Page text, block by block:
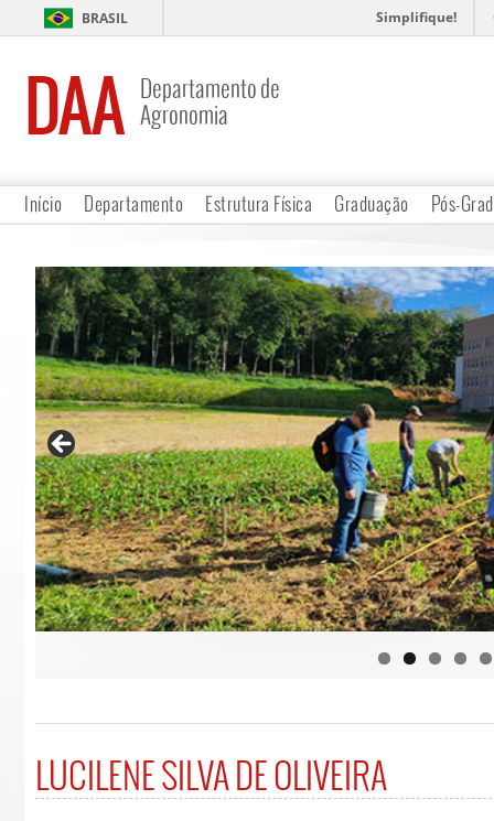
BRASIL Simplifique!
DAA Departamento de
Agronomia
Início Departamento Estrutura Física Graduação Pós-
LUCILENE SILVA DE OLIVEIRA